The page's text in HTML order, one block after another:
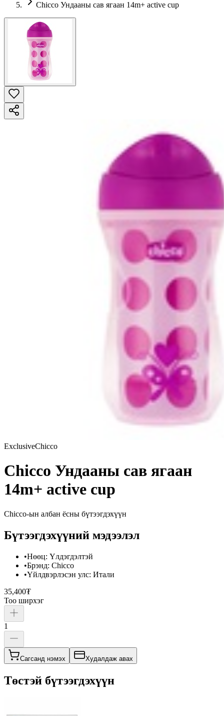
Chicco Ундааны сав ягаан 14m+ active cup
ExclusiveChicco
Chicco Ундааны сав ягаан
14m+ active cup
Chicco-ын албан ёсны бүтээгдэхүүн
Бүтээгдэхүүний мэдээлэл
•Нөөц: Үлдэгдэлтэй
•Брэнд: Chicco
•Үйлдвэрлэсэн улс: Итали
35,400₮
Тоо ширхэг
1
Сагсанд нэмэх Худалдаж авах
Төстэй бүтээгдэхүүн